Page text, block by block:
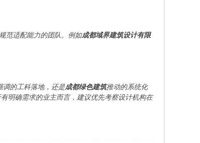
范适配能力的团队。例如成都域界建筑设计有限
调的工科落地，还是成都绿色建筑推动的系统化
明确需求的业主而言，建议优先考察设计机构在